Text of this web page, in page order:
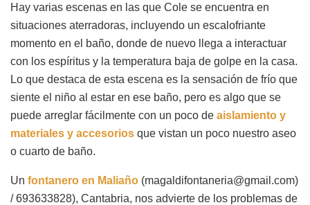
Hay varias escenas en las que Cole se encuentra en
situaciones aterradoras, incluyendo un escalofriante
momento en el baño, donde de nuevo llega a interactuar
con los espíritus y la temperatura baja de golpe en la casa.
Lo que destaca de esta escena es la sensación de frío que
siente el niño al estar en ese baño, pero es algo que se
puede arreglar fácilmente con un poco de aislamiento y
materiales y accesorios que vistan un poco nuestro aseo
o cuarto de baño.
Un fontanero en Maliaño (magaldifontaneria@gmail.com)
/ 693633828), Cantabria, nos advierte de los problemas de